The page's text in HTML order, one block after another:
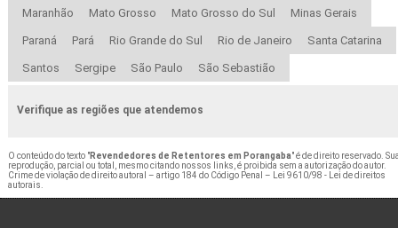
Maranhão Mato Grosso Mato Grosso do Sul Minas Gerais
Paraná Pará Rio Grande do Sul Rio de Janeiro Santa Catarina
Santos Sergipe São Paulo São Sebastião
Verifique as regiões que atendemos
O conteúdo do texto "Revendedores de Retentores em Porangaba" é de direito reservado.
reprodução, parcial ou total, mesmo citando nossos links, é proibida sem a autorização do autor.
Crime de violação de direito autoral – artigo 184 do Código Penal – Lei 9610/98 - Lei de direitos
autorais.